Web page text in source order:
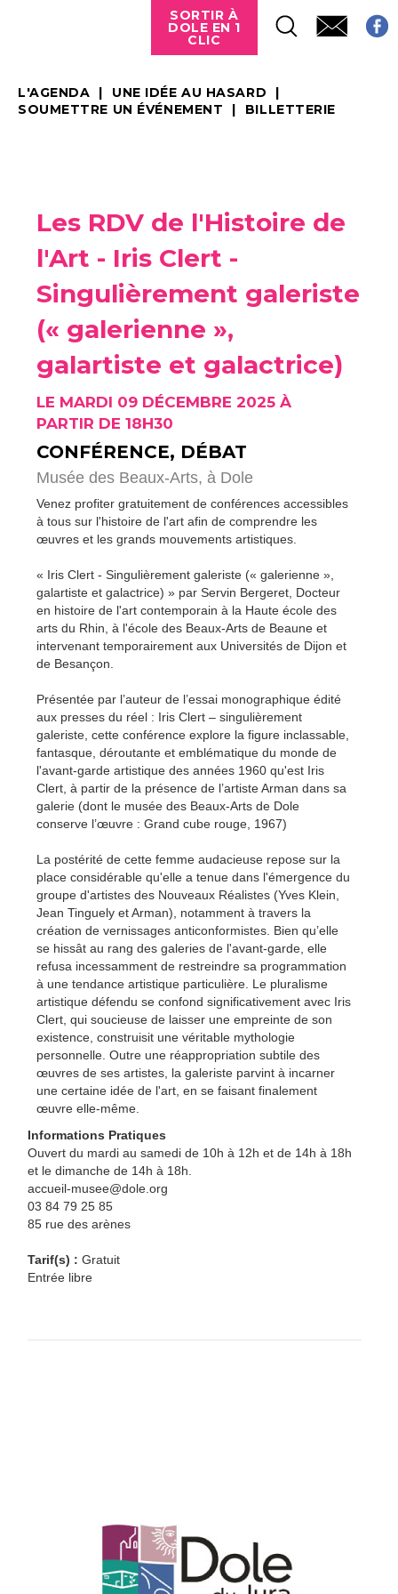
SORTIR À
DOLE EN 1
CLIC
L'AGENDA
UNE IDÉE AU HASARD
SOUMETTRE UN ÉVÉNEMENT
BILLETTERIE
Les RDV de l'Histoire de
l'Art - Iris Clert -
Singulièrement galeriste
(« galerienne »,
galartiste et galactrice)
LE MARDI 09 DÉCEMBRE 2025 À
PARTIR DE 18H30
CONFÉRENCE, DÉBAT
Musée des Beaux-Arts, à Dole
Venez profiter gratuitement de conférences accessibles
à tous sur l'histoire de l'art afin de comprendre les
œuvres et les grands mouvements artistiques.
« Iris Clert - Singulièrement galeriste (« galerienne »,
galartiste et galactrice) » par Servin Bergeret, Docteur
en histoire de l'art contemporain à la Haute école des
arts du Rhin, à l'école des Beaux-Arts de Beaune et
intervenant temporairement aux Universités de Dijon et
de Besançon.
Présentée par l’auteur de l’essai monographique édité
aux presses du réel : Iris Clert – singulièrement
galeriste, cette conférence explore la figure inclassable,
fantasque, déroutante et emblématique du monde de
l'avant-garde artistique des années 1960 qu'est Iris
Clert, à partir de la présence de l’artiste Arman dans sa
galerie (dont le musée des Beaux-Arts de Dole
conserve l’œuvre : Grand cube rouge, 1967)
La postérité de cette femme audacieuse repose sur la
place considérable qu'elle a tenue dans l'émergence du
groupe d'artistes des Nouveaux Réalistes (Yves Klein,
Jean Tinguely et Arman), notamment à travers la
création de vernissages anticonformistes. Bien qu’elle
se hissât au rang des galeries de l'avant-garde, elle
refusa incessamment de restreindre sa programmation
à une tendance artistique particulière. Le pluralisme
artistique défendu se confond significativement avec Iris
Clert, qui soucieuse de laisser une empreinte de son
existence, construisit une véritable mythologie
personnelle. Outre une réappropriation subtile des
œuvres de ses artistes, la galeriste parvint à incarner
une certaine idée de l'art, en se faisant finalement
œuvre elle-même.
Informations Pratiques
Ouvert du mardi au samedi de 10h à 12h et de 14h à 18h
et le dimanche de 14h à 18h.
accueil-musee@dole.org
03 84 79 25 85
85 rue des arènes
Tarif(s) : Gratuit
Entrée libre